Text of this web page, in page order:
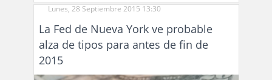
Lunes, 28 Septiembre 2015 13:30
La Fed de Nueva York ve probable
alza de tipos para antes de fin de
2015